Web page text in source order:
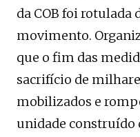
da COB foi rotulada
movimento.
que o fim das
sacrifício de
mobilizados e
unidade construído